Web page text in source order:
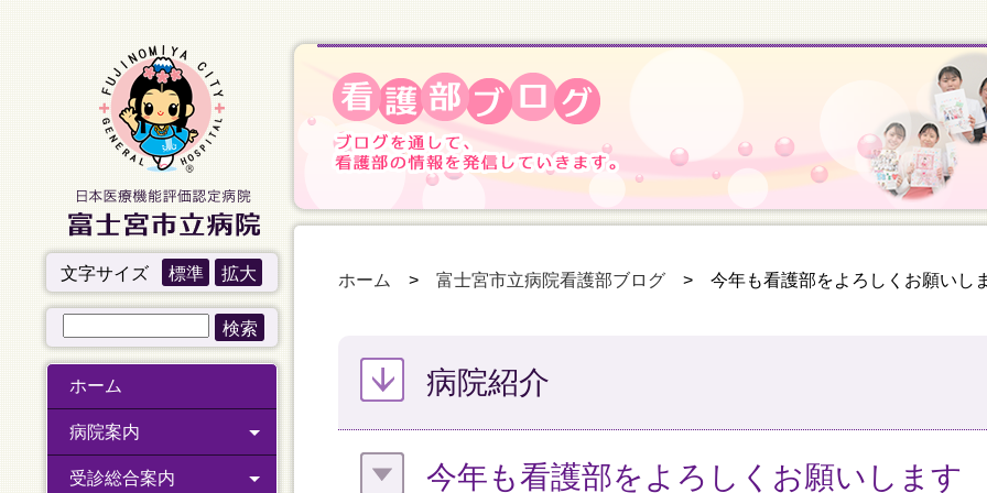
文字サイズ 標準 拡大
ホーム
病院案内
受診総合案内
ホーム > 富士宮市立病院看護部ブログ > 今年も看護部をよろしくお願いし
病院紹介
今年も看護部をよろしくお願いします